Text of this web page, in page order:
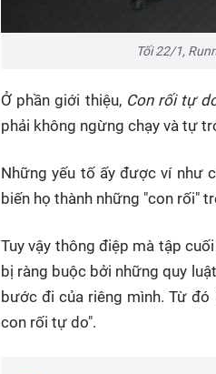
Tối 22/1,
Ở phần giới thiệu, Con rối tự
phải không ngừng chạy và tự
Những yếu tố ấy được ví như
biến họ thành những "con rối"
Tuy vậy thông điệp mà tập
bị ràng buộc bởi những quy
bước đi của riêng mình. Từ đó
con rối tự do".